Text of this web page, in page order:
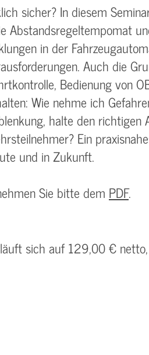
sicher? In diesem
Abstandsregeltempomat
in der
Auch die
Bedienung von
Wie nehme ich
halte den richtigen
Ein
und in Zukunft.
Sie bitte dem PDF.
sich auf 129,00 €